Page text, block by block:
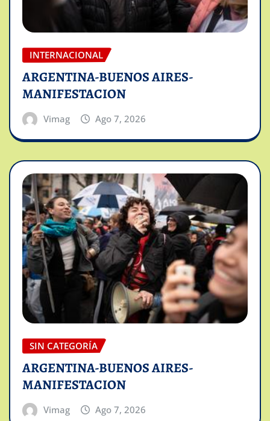
INTERNACIONAL
ARGENTINA-BUENOS AIRES-
MANIFESTACION
Vimag Ago 7, 2026
SIN CATEGORÍA
ARGENTINA-BUENOS AIRES-
MANIFESTACION
Vimag Ago 7, 2026